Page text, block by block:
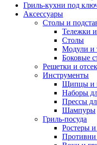
Гриль-кухни под
Аксессуары
Столы и
Тележки
Столы
Модули и
Боковые
Решетки и
Инструменты
Щипцы и
Наборы
Прессы
Шампуры
Гриль-посуда
Ростеры
Противни